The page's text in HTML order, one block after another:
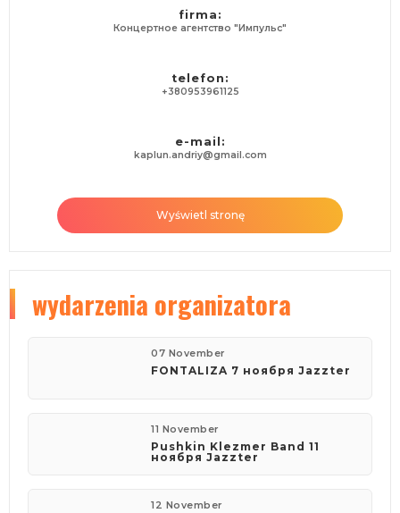
firma:
Концертное агентство "Импульс"
telefon:
+380953961125
e-mail:
kaplun.andriy@gmail.com
Wyświetl stronę
wydarzenia organizatora
07 November
FONTALIZA 7 ноября Jazzter
11 November
Pushkin Klezmer Band 11
ноября Jazzter
12 November